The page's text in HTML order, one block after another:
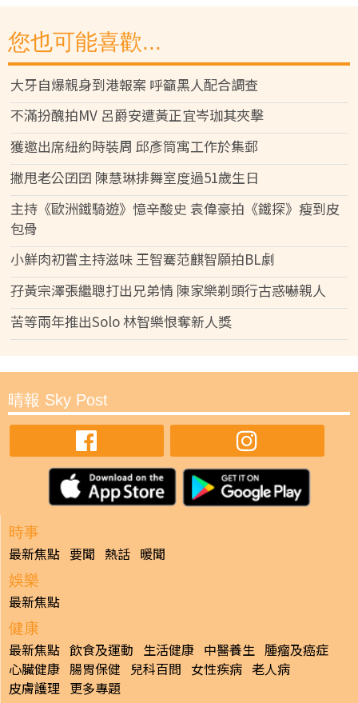
您也可能喜歡...
大牙自爆親身到港報案 呼籲黑人配合調查
不滿扮醜拍MV 呂爵安遭黃正宜岑珈其夾擊
獲邀出席紐約時裝周 邱彥筒寓工作於集郵
撇甩老公囝囝 陳慧琳排舞室度過51歲生日
主持《歐洲鐵騎遊》憶辛酸史 袁偉豪拍《鐵探》瘦到皮
包骨
小鮮肉初嘗主持滋味 王智騫范麒智願拍BL劇
孖黃宗澤張繼聰打出兄弟情 陳家樂剃頭行古惑嚇親人
苦等兩年推出Solo 林智樂恨奪新人獎
晴報 Sky Post
時事
最新焦點 要聞 熱話 暖聞
娛樂
最新焦點
健康
最新焦點 飲食及運動 生活健康 中醫養生 腫瘤及癌症
心臟健康 腸胃保健 兒科百問 女性疾病 老人病
皮膚護理 更多專題